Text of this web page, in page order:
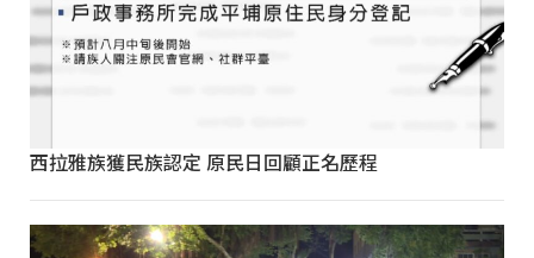
西拉雅族獲民族認定 原民日回顧正名歷程